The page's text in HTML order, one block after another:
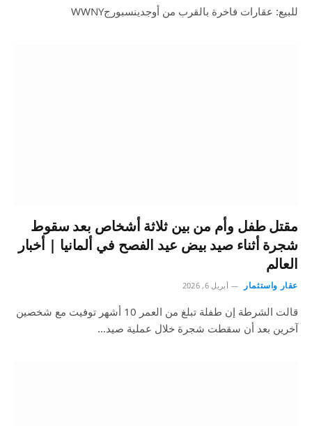
للبيع: عقارات فاخرة بالقرب من أوجدينسبورجWWNY
مقتل طفل وأم من بين ثلاثة أشخاص بعد سقوط
شجرة أثناء صيد بيض عيد الفصح في ألمانيا | أخبار
العالم
عقار واستثمار أبريل 6, 2026
قالت الشرطة إن طفلة تبلغ من العمر 10 أشهر توفيت مع شخصين
آخرين بعد أن سقطت شجرة خلال عملية صيد…